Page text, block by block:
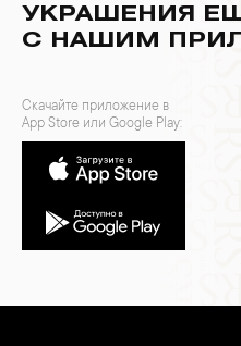
УКРАШЕНИЯ
С НАШИМ
Скачайте приложение в
App Store или Google Play: